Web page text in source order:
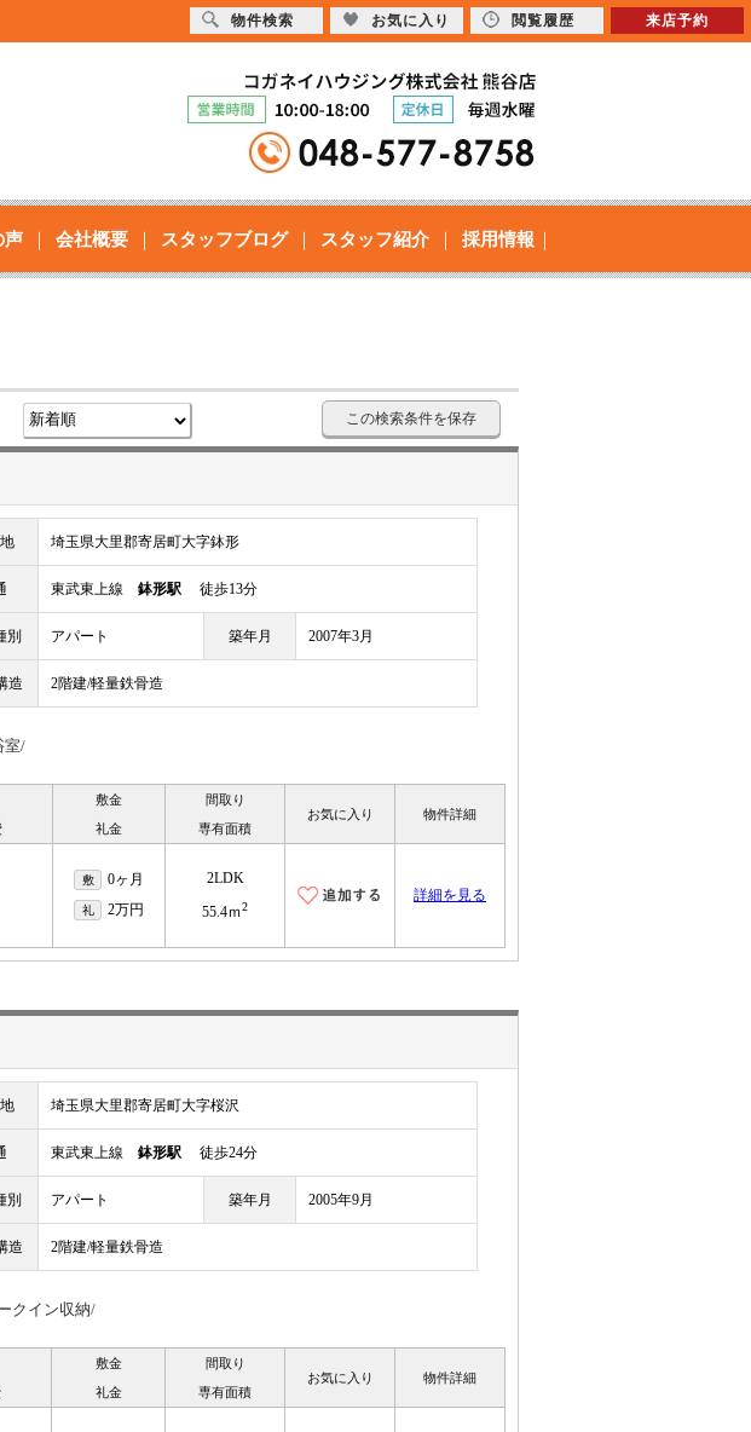
声 会社概要 スタッフブログ スタッフ紹介 採用情報
この検索条件を保存
埼玉県大里郡寄居町大字鉢形
東武東上線 鉢形駅 徒歩13分
別 アパート 築年月 2007年3月
造 2階建/軽量鉄骨造
室/
敷金
礼金
間取り
専有面積
お気に入り 物件詳細
敷 0ヶ月
礼 2万円
2LDK
55.4ｍ2
詳細を見る
埼玉県大里郡寄居町大字桜沢
東武東上線 鉢形駅 徒歩24分
別 アパート 築年月 2005年9月
造 2階建/軽量鉄骨造
クイン収納/
敷金
礼金
間取り
専有面積
お気に入り 物件詳細
物件検索 お気に入り 閲覧履歴 来店予約